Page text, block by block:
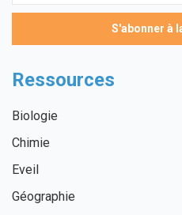
Ressources
Biologie
Chimie
Eveil
Géographie